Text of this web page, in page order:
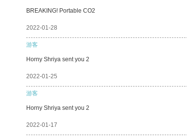
BREAKING! Portable CO2
2022-01-28
游客
Horny Shriya sent you 2
2022-01-25
游客
Horny Shriya sent you 2
2022-01-17